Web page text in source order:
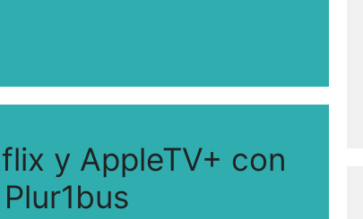
y AppleTV+ con